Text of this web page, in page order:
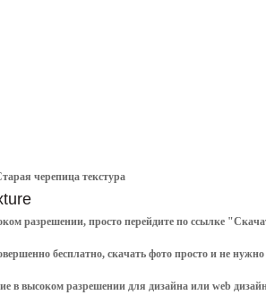
черепица текстура
разрешении, просто перейдите по ссылке
бесплатно, скачать фото просто и не
в высоком разрешении для дизайна или web